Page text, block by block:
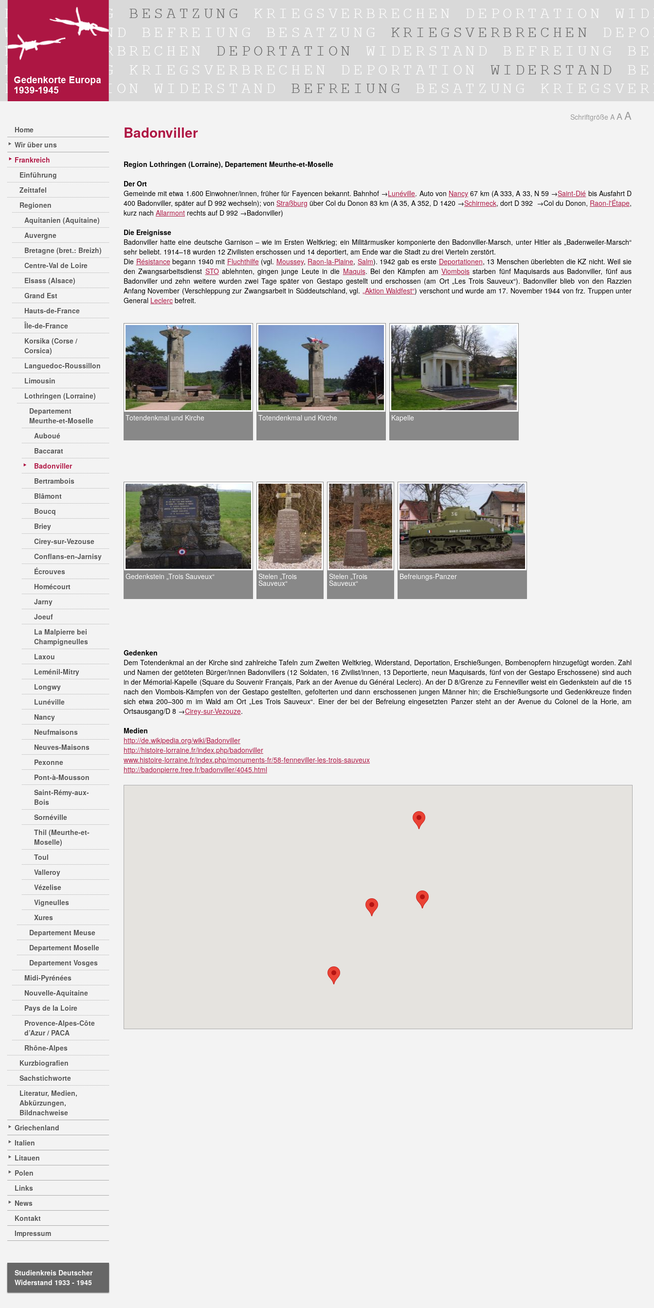
Home
Wir über uns
Frankreich
Einführung
Zeittafel
Regionen
Aquitanien (Aquitaine)
Auvergne
Bretagne (bret.: Breizh)
Centre-Val de Loire
Elsass (Alsace)
Grand Est
Hauts-de-France
Île-de-France
Korsika (Corse /
Corsica)
Languedoc-Roussillon
Limousin
Lothringen (Lorraine)
Departement
Meurthe-et-Moselle
Auboué
Baccarat
Badonviller
Bertrambois
Blâmont
Boucq
Briey
Cirey-sur-Vezouse
Conflans-en-Jarnisy
Écrouves
Homécourt
Jarny
Joeuf
La Malpierre bei
Champigneulles
Laxou
Leménil-Mitry
Longwy
Lunéville
Nancy
Neufmaisons
Neuves-Maisons
Pexonne
Pont-à-Mousson
Saint-Rémy-aux-
Bois
Sornéville
Thil (Meurthe-et-
Moselle)
Toul
Valleroy
Vézelise
Vigneulles
Xures
Departement Meuse
Departement Moselle
Departement Vosges
Midi-Pyrénées
Nouvelle-Aquitaine
Pays de la Loire
Provence-Alpes-Côte
d’Azur / PACA
Rhône-Alpes
Kurzbiografien
Sachstichworte
Literatur, Medien,
Abkürzungen,
Bildnachweise
Griechenland
Italien
Litauen
Polen
Links
News
Kontakt
Impressum
Studienkreis Deutscher
Widerstand 1933 - 1945
Schriftgröße A A A
Badonviller
Region Lothringen (Lorraine), Departement Meurthe-et-Moselle
Der Ort
Gemeinde mit etwa 1.600 Einwohner/innen, früher für Fayencen bekannt. Bahnhof →Lunéville. Auto von Nancy 67 km (A 333, A 33, N 59 →Saint-Dié bis Ausfahrt D
400 Badonviller, später auf D 992 wechseln); von Straßburg über Col du Donon 83 km (A 35, A 352, D 1420 →Schirmeck, dort D 392 →Col du Donon, Raon-l'Étape,
kurz nach Allarmont rechts auf D 992 →Badonviller)
Die Ereignisse
Badonviller hatte eine deutsche Garnison – wie im Ersten Weltkrieg; ein Militärmusiker komponierte den Badonviller-Marsch, unter Hitler als „Badenweiler-Marsch“
sehr beliebt. 1914–18 wurden 12 Zivilisten erschossen und 14 deportiert, am Ende war die Stadt zu drei Vierteln zerstört.
Die Résistancebegann 1940 mit Fluchthilfe(vgl. Moussey, Raon-la-Plaine, Salm). 1942 gab es erste Deportationen, 13 Menschen überlebten die KZ nicht. Weil sie
den Zwangsarbeitsdienst STOablehnten, gingen junge Leute in die Maquis. Bei den Kämpfen amViombois starben fünf Maquisards aus Badonviller, fünf aus
Badonviller und zehn weitere wurden zwei Tage später von Gestapo gestellt und erschossen (am Ort „Les Trois Sauveux“). Badonviller blieb von den Razzien
Anfang November (Verschleppung zur Zwangsarbeit in Süddeutschland, vgl. „Aktion Waldfest“) verschont und wurde am 17. November 1944 von frz. Truppen unter
General Leclerc befreit.
Totendenkmal und Kirche Totendenkmal und Kirche Kapelle
Gedenkstein „Trois Sauveux“ Stelen „Trois
Sauveux“
Stelen „Trois
Sauveux“
Befreiungs-Panzer
Gedenken
Dem Totendenkmal an der Kirche sind zahlreiche Tafeln zum Zweiten Weltkrieg, Widerstand, Deportation, Erschießungen, Bombenopfern hinzugefügt worden. Zahl
und Namen der getöteten Bürger/innen Badonvillers (12 Soldaten, 16 Zivilist/innen, 13 Deportierte, neun Maquisards, fünf von der Gestapo Erschossene) sind auch
in der Mémorial-Kapelle (Square du Souvenir Français, Park an der Avenue du Général Leclerc). An der D 8/Grenze zu Fenneviller weist ein Gedenkstein auf die 15
nach den Viombois-Kämpfen von der Gestapo gestellten, gefolterten und dann erschossenen jungen Männer hin; die Erschießungsorte und Gedenkkreuze finden
sich etwa 200–300 m im Wald am Ort „Les Trois Sauveux“. Einer der bei der Befreiung eingesetzten Panzer steht an der Avenue du Colonel de la Horie, am
Ortsausgang/D 8 →Cirey-sur-Vezouze.
Medien
http://de.wikipedia.org/wiki/Badonviller
http://histoire-lorraine.fr/index.php/badonviller
www.histoire-lorraine.fr/index.php/monuments-fr/58-fenneviller-les-trois-sauveux
http://badonpierre.free.fr/badonviller/4045.html